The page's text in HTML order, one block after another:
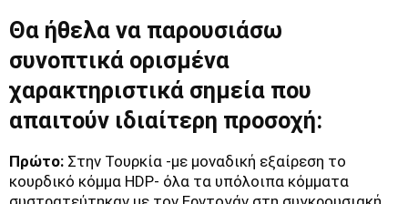
Θα ήθελα να παρουσιάσω
συνοπτικά ορισμένα
χαρακτηριστικά σημεία που
απαιτούν ιδιαίτερη προσοχή:
Πρώτο: Στην Τουρκία -με μοναδική εξαίρεση το
κουρδικό κόμμα HDP- όλα τα υπόλοιπα κόμματα